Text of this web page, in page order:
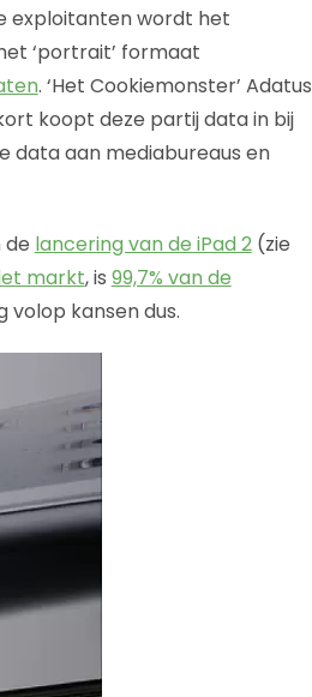
exploitanten wordt het
‘portrait’ formaat
. ‘Het Cookiemonster’ Adatus
koopt deze partij data in bij
data aan mediabureaus en
de lancering van de iPad 2(zie
markt, is 99,7% van de
volop kansen dus.